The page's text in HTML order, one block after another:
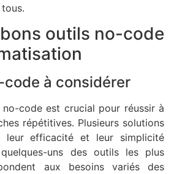
outils no-code
code à considérer
code est crucial pour réussir à
répétitives. Plusieurs solutions
leur efficacité et leur simplicité
uns des outils les plus
aux besoins variés des